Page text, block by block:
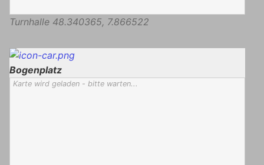
Turnhalle 48.340365, 7.866522
Bogenplatz
Karte wird geladen - bitte warten...